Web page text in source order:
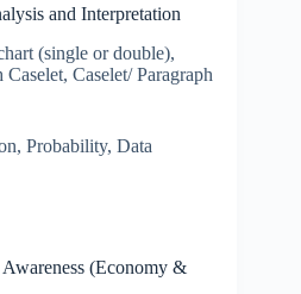
and Interpretation
(single or double),
Caselet/ Paragraph
Probability, Data
(Economy &